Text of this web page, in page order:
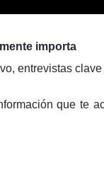
importa
entrevistas
que te